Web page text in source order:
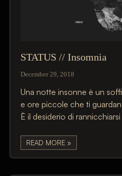
STATUS // Insomnia
December 29, 2018
Una notte insonne è un
e ore piccole che ti
È il desiderio di
READ MORE »